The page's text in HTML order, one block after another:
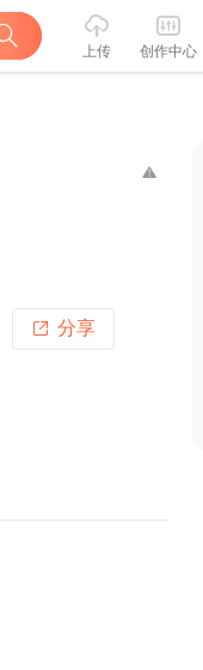
上传 创作中心
分享